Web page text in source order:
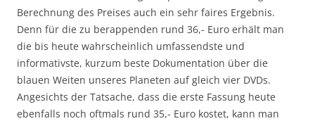
Berechnung des Preises auch ein sehr faires Ergebnis.
Denn für die zu berappenden rund 36,- Euro erhält man
die bis heute wahrscheinlich umfassendste und
informativste, kurzum beste Dokumentation über die
blauen Weiten unseres Planeten auf gleich vier DVDs.
Angesichts der Tatsache, dass die erste Fassung heute
ebenfalls noch oftmals rund 35,- Euro kostet, kann man